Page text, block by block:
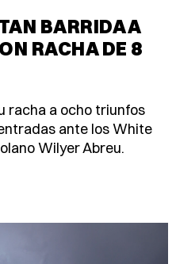
BARRIDA A
RACHA DE 8
racha a ocho triunfos
ante los White
Wilyer Abreu.